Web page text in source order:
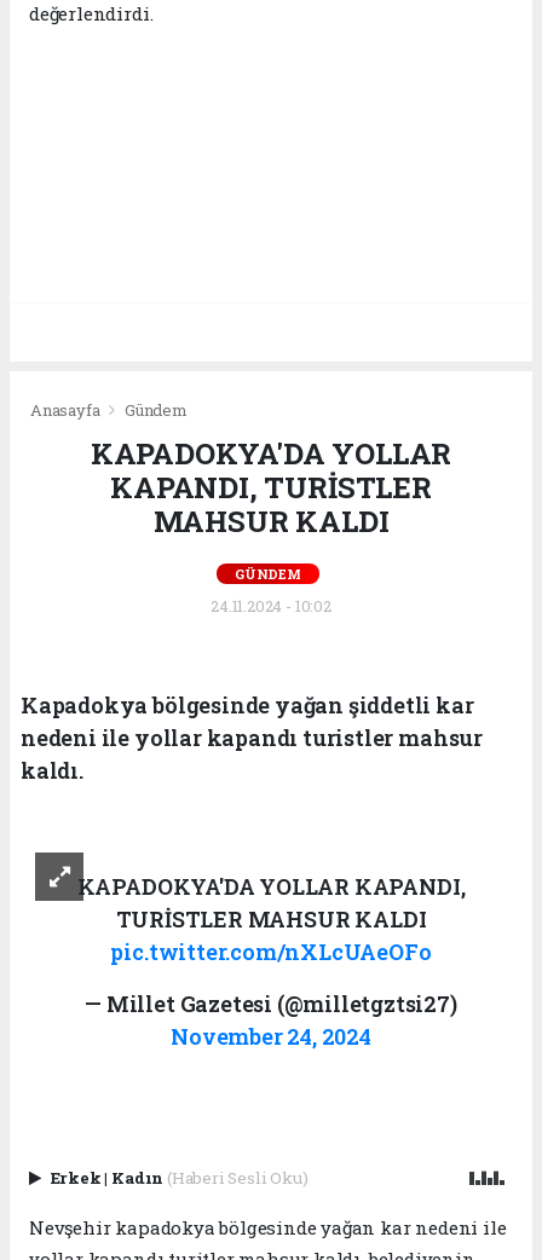
değerlendirdi.
Anasayfa Gündem
KAPADOKYA'DA YOLLAR
KAPANDI, TURİSTLER
MAHSUR KALDI
GÜNDEM
24.11.2024 - 10:02
Kapadokya bölgesinde yağan şiddetli kar
nedeni ile yollar kapandı turistler mahsur
kaldı.
KAPADOKYA'DA YOLLAR KAPANDI,
TURİSTLER MAHSUR KALDI
pic.twitter.com/nXLcUAeOFo
— Millet Gazetesi (@milletgztsi27)
November 24, 2024
Erkek| Kadın (Haberi Sesli Oku)
Nevşehir kapadokya bölgesinde yağan kar nedeni ile